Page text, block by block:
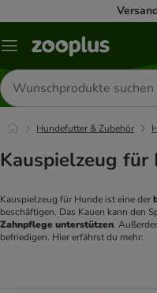
Menü
Produkte
suchen
Hundefutter & Zubehör
Kauspielzeug für
Kauspielzeug für Hunde ist eine der
Zahnpflege unterstützen.